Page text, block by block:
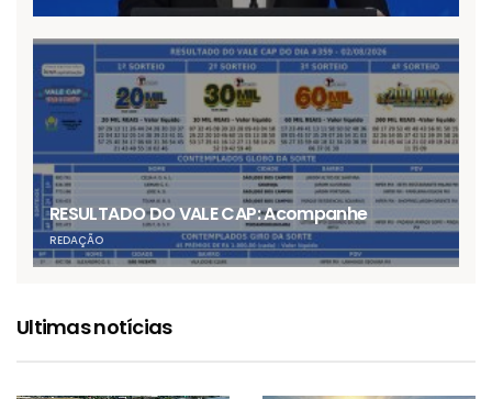
RESULTADO DO VALE CAP: Acompanhe
REDAÇÃO
Ultimas notícias